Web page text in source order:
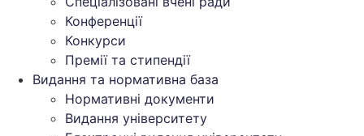
Конференції
Конкурси
Премії та стипендії
Видання та нормативна база
Нормативні документи
Видання університету